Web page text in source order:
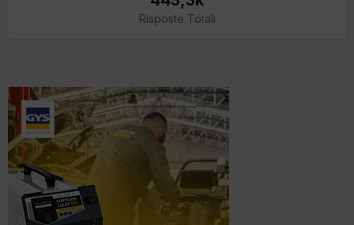
Risposte Totali